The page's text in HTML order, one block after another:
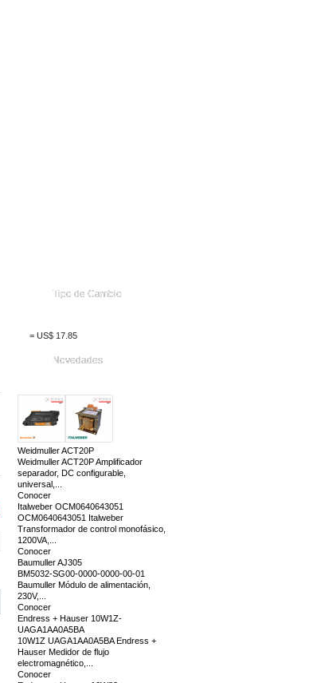
Tipo de Cambio
= US$17.85
Novedades
Weidmuller ACT20P
Weidmuller ACT20P Amplificador
separador, DC configurable,
universal,...
Conocer
Italweber OCM0640643051
OCM0640643051 Italweber
Transformador de control monofásico,
1200VA,...
Conocer
Baumuller AJ305
BM5032-SG00-0000-0000-00-01
Baumuller Módulo de alimentación,
230V,...
Conocer
Endress + Hauser 10W1Z-
UAGA1AA0A5BA
10W1Z UAGA1AA0A5BA Endress +
Hauser Medidor de flujo
electromagnético,...
Conocer